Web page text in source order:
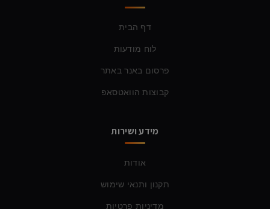
דף הבית
לוח מודעות
פרסום באנר באתר
קבוצות הוואטסאפ
מידע ושירות
אודות
תקנון ותנאי שימוש
מדיניות פרטיות